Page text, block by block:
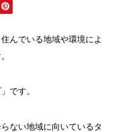
んでいる地域や環境によ
です。
ない地域に向いているタ